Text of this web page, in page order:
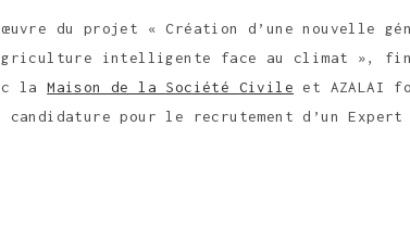
du projet « Création d’une nouvelle
intelligente face au climat »,
laMaison de la Société Civile et AZALAI
candidature pour le recrutement d’un